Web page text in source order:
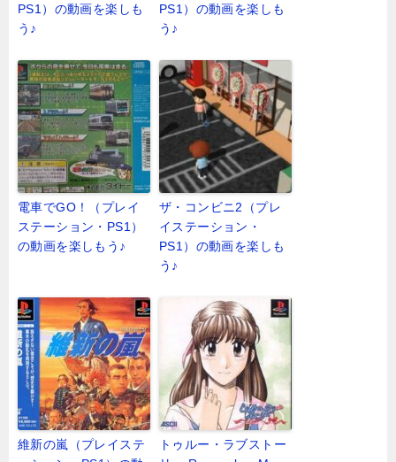
PS1）の動画を楽しも
う♪
PS1）の動画を楽しも
う♪
電車でGO！（プレイ
ステーション・PS1）
の動画を楽しもう♪
ザ・コンビニ2（プレ
イステーション・
PS1）の動画を楽しも
う♪
維新の嵐（プレイステ
トゥルー・ラブストー